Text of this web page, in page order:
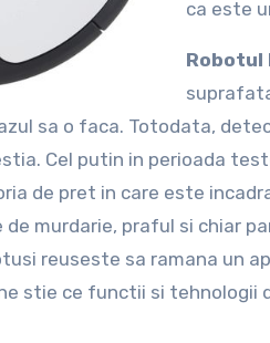
ca este
Robotul
sa o faca. Totodata,
Cel putin in perioada
de pret in care este
murdarie, praful si chiar
reuseste sa ramana un
stie ce functii si